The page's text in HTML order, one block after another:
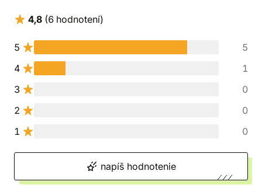
4,8 (6 hodnotení)
5
5
4
1
3
0
2
0
1
0
napíš hodnotenie